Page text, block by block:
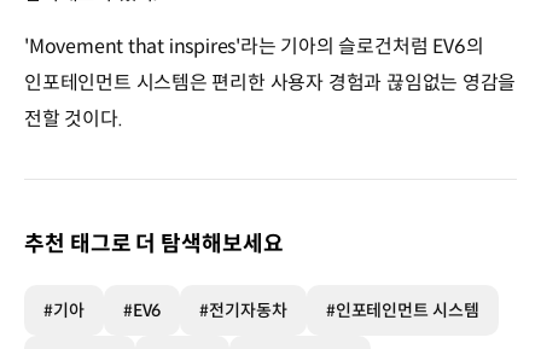
'Movement that inspires'라는 기아의 슬로건처럼 EV6의
인포테인먼트 시스템은 편리한 사용자 경험과 끊임없는 영감을
전할 것이다.
추천 태그로 더 탐색해보세요
#기아 #EV6 #전기자동차 #인포테인먼트 시스템